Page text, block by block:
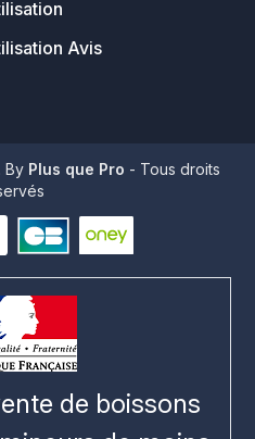
Avis
By Plus que Pro - Tous droits
de boissons